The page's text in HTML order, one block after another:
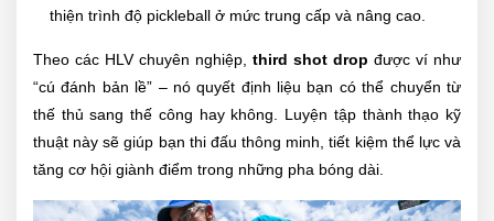
thiện trình độ pickleball ở mức trung cấp và nâng cao.
Theo các HLV chuyên nghiệp, third shot drop được ví như
“cú đánh bản lề” – nó quyết định liệu bạn có thể chuyển từ
thế thủ sang thế công hay không. Luyện tập thành thạo kỹ
thuật này sẽ giúp bạn thi đấu thông minh, tiết kiệm thể lực và
tăng cơ hội giành điểm trong những pha bóng dài.